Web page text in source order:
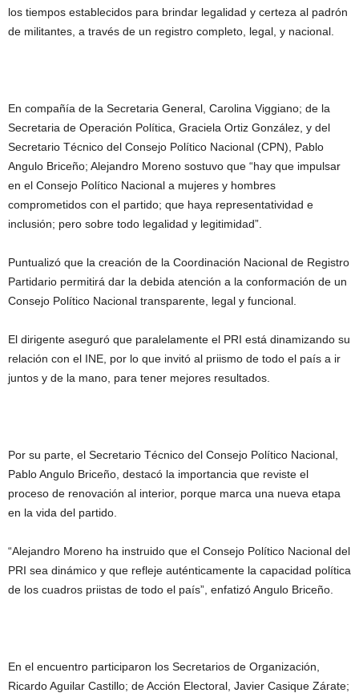
los tiempos establecidos para brindar legalidad y certeza al padrón
de militantes, a través de un registro completo, legal, y nacional.
En compañía de la Secretaria General, Carolina Viggiano; de la
Secretaria de Operación Política, Graciela Ortiz González, y del
Secretario Técnico del Consejo Político Nacional (CPN), Pablo
Angulo Briceño; Alejandro Moreno sostuvo que “hay que impulsar
en el Consejo Político Nacional a mujeres y hombres
comprometidos con el partido; que haya representatividad e
inclusión; pero sobre todo legalidad y legitimidad”.
Puntualizó que la creación de la Coordinación Nacional de Registro
Partidario permitirá dar la debida atención a la conformación de un
Consejo Político Nacional transparente, legal y funcional.
El dirigente aseguró que paralelamente el PRI está dinamizando su
relación con el INE, por lo que invitó al priismo de todo el país a ir
juntos y de la mano, para tener mejores resultados.
Por su parte, el Secretario Técnico del Consejo Político Nacional,
Pablo Angulo Briceño, destacó la importancia que reviste el
proceso de renovación al interior, porque marca una nueva etapa
en la vida del partido.
“Alejandro Moreno ha instruido que el Consejo Político Nacional del
PRI sea dinámico y que refleje auténticamente la capacidad política
de los cuadros priistas de todo el país”, enfatizó Angulo Briceño.
En el encuentro participaron los Secretarios de Organización,
Ricardo Aguilar Castillo; de Acción Electoral, Javier Casique Zárate;